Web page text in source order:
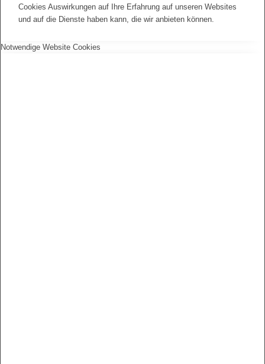
Cookies Auswirkungen auf Ihre Erfahrung auf unseren Websites
und auf die Dienste haben kann, die wir anbieten können.
Notwendige Website Cookies